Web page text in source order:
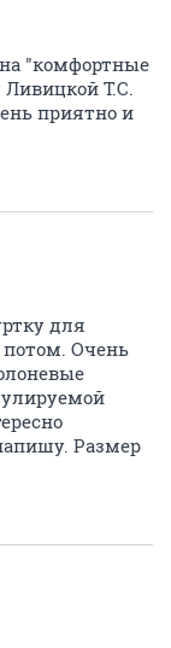
"комфортные
Т.С.
приятно и
для
потом. Очень
Размер